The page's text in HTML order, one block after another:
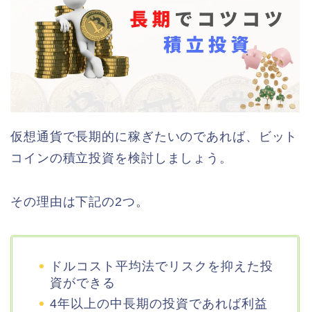
仮想通貨で長期的に稼ぎたいのであれば、ビット
コインの積立投資を検討しましょう。
その理由は下記の2つ。
ドルコスト平均法でリスクを抑えた投
資ができる
4年以上の中長期の投資であれば利益